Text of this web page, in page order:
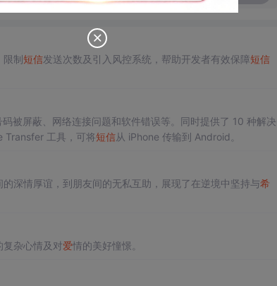
限制短信发送次数及引入风控系统，帮助开发者有效保障短信
被屏蔽、网络连接问题和软件错误等。同时提供了 10 种解决
Transfer 工具，可将短信从 iPhone 传输到 Android。
深情厚谊，到朋友间的无私互助，展现了在逆境中坚持与希
杂心情及对爱情的美好憧憬。